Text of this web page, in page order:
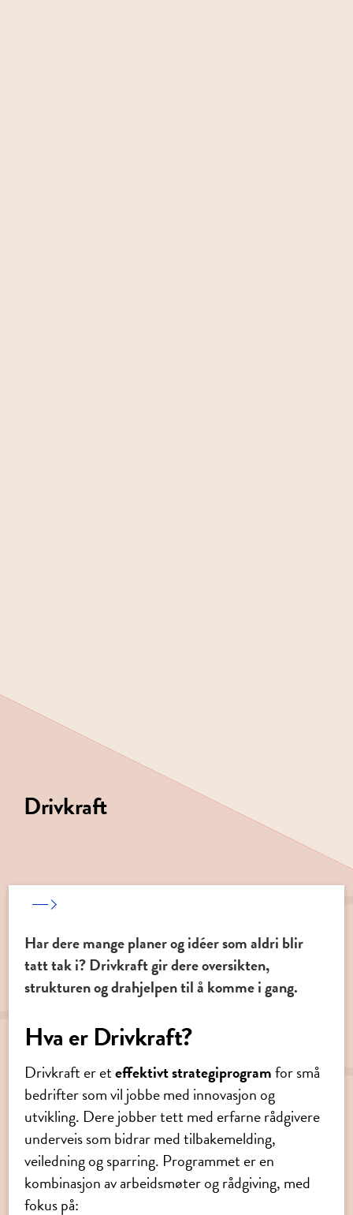
Drivkraft
Har dere mange planer og idéer som aldri blir
tatt tak i? Drivkraft gir dere oversikten,
strukturen og drahjelpen til å komme i gang.
Hva er Drivkraft?
Drivkraft er eteffektivt strategiprogramfor små
bedrifter som vil jobbe med innovasjon og
utvikling. Dere jobber tett med erfarne rådgivere
underveis som bidrar med tilbakemelding,
veiledning og sparring. Programmet er en
kombinasjon av arbeidsmøter og rådgiving, med
fokus på: